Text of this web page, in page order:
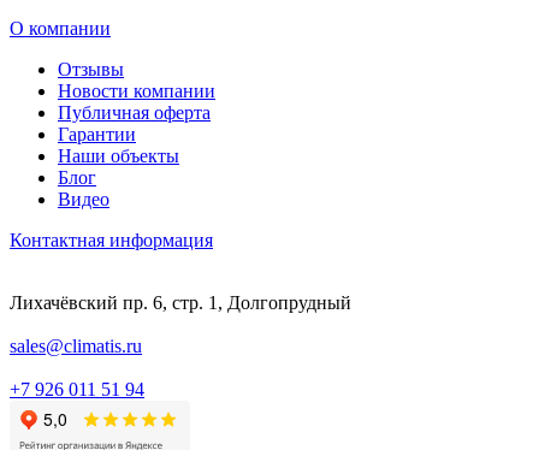
О компании
Отзывы
Новости компании
Публичная оферта
Гарантии
Наши объекты
Блог
Видео
Контактная информация
Лихачёвский пр. 6, стр. 1, Долгопрудный
sales@climatis.ru
+7 926 011 51 94